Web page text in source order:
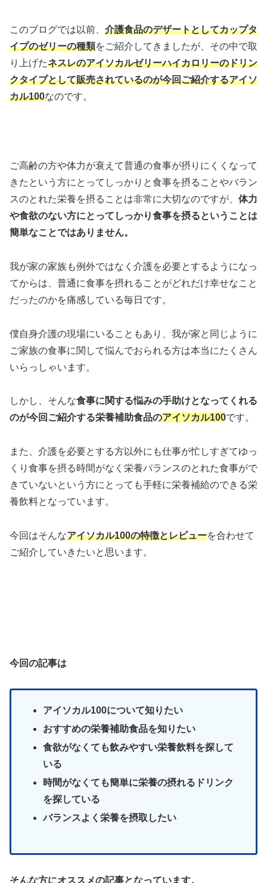
このブログでは以前、 介護食品のデザートとしてカップタ
イプのゼリーの種類をご紹介してきましたが、その中で取
り上げたネスレのアイソカルゼリーハイカロリーのドリン
クタイプとして販売されているのが今回ご紹介するアイソ
カル100なのです。
ご高齢の方や体力が衰えて普通の食事が摂りにくくなって
きたという方にとってしっかりと食事を摂ることやバラン
スのとれた栄養を摂ることは非常に大切なのですが、 体力
や食欲のない方にとってしっかり食事を摂るということは
簡単なことではありません。
我が家の家族も例外ではなく介護を必要とするようになっ
てからは、普通に食事を摂れることがどれだけ幸せなこと
だったのかを痛感している毎日です。
僕自身介護の現場にいることもあり、我が家と同じように
ご家族の食事に関して悩んでおられる方は本当にたくさん
いらっしゃいます。
しかし、そんな食事に関する悩みの手助けとなってくれる
のが今回ご紹介する栄養補助食品のアイソカル100です。
また、介護を必要とする方以外にも仕事が忙しすぎてゆっ
くり食事を摂る時間がなく栄養バランスのとれた食事がで
きていないという方にとっても手軽に栄養補給のできる栄
養飲料となっています。
今回はそんなアイソカル100の特徴とレビューを合わせて
ご紹介していきたいと思います。
今回の記事は
アイソカル100について知りたい
おすすめの栄養補助食品を知りたい
食欲がなくても飲みやすい栄養飲料を探して
いる
時間がなくても簡単に栄養の摂れるドリンク
を探している
バランスよく栄養を摂取したい
そんな方にオススメの記事となっています。